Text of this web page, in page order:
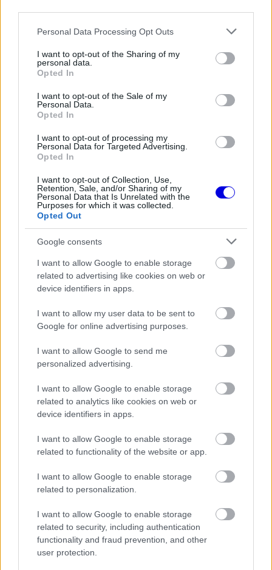
Please note that this website/app uses one or more Google
not limited to your visit or usage behaviour. You may click to
grant or deny consent to Google and its third-party tags to
use your data for below specified purposes in below Google
consent section.
Personal Data Processing Opt Outs
I want to opt-out of the Sharing of my
personal data.
Opted In
I want to opt-out of the Sale of my
Personal Data.
Opted In
I want to opt-out of processing my
Personal Data for Targeted Advertising.
Opted In
I want to opt-out of Collection, Use,
Retention, Sale, and/or Sharing of my
Personal Data that Is Unrelated with the
Purposes for which it was collected.
Opted Out
Google consents
I want to allow Google to enable storage
related to advertising like cookies on web or
device identifiers in apps.
I want to allow my user data to be sent to
Google for online advertising purposes.
I want to allow Google to send me
personalized advertising.
I want to allow Google to enable storage
related to analytics like cookies on web or
device identifiers in apps.
I want to allow Google to enable storage
related to functionality of the website or app.
I want to allow Google to enable storage
related to personalization.
I want to allow Google to enable storage
related to security, including authentication
functionality and fraud prevention, and other
user protection.
A japán versenyzőt a hétvége korábbi
szakaszában a csapat kísérleti célokra használta,
mivel az F1-es sprintfutam során több módosítást
is kipróbáltak az autóján. Ezeket a változtatásokat
később Verstappen RB21-esére is alkalmazták a
kvalifikáció előtt.
EZEKET IS AJÁNLJUK
Lando Norris meglepő vallomást
tett a gyermekkori szenvedélyéről
Óriási fordulat Lewis Hamilton
jövőjével kapcsolatban
Kellemetlen meglepetés érte a
nyári szünetben a Forma–1-es
pilótát
Cunoda elárulta, hogy a csapata a sprint után
biztató jeleket látott, ám Verstappen az új
beállításokkal még rosszabbul érezte magát az
autóban, és ez jelentősen rontotta az esélyeit.
„Igen, volt néhány dolog amit a sprintre
változtattunk, mert úgy gondoltuk, hogy